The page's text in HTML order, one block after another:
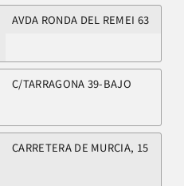
AVDA RONDA DEL REMEI 63
C/TARRAGONA 39-BAJO
CARRETERA DE MURCIA, 15